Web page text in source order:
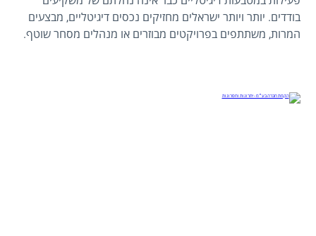
בודדים. יותר ויותר ישראלים מחזיקים נכסים דיגיטליים, מבצעים
המרות, משתתפים בפרויקטים מבוזרים או מנהלים מסחר שוטף.